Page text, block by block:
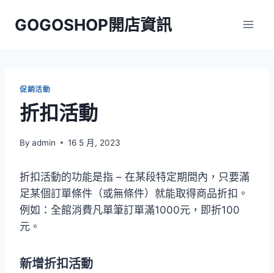
GOGOSHOP開店資訊
促銷活動
折扣活動
By admin 16 5 月, 2023
折扣活動的功能是指 – 在某段特定期間內，只要滿
足某個訂單條件（或無條件）就能取得商品折扣。
例如：全館消費凡單筆訂單滿1000元，即折100
元。
新增折扣活動